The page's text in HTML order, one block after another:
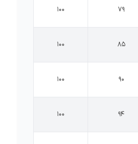
79
100
85
100
90
100
94
100